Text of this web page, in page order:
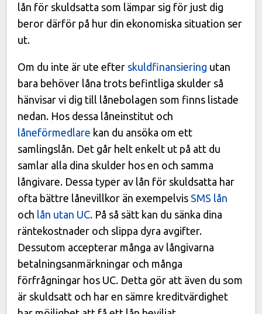
lån för skuldsatta som lämpar sig för just dig
beror därför på hur din ekonomiska situation ser
ut.
Om du inte är ute efter skuldfinansiering utan
bara behöver låna trots befintliga skulder så
hänvisar vi dig till lånebolagen som finns listade
nedan. Hos dessa låneinstitut och
låneförmedlare kan du ansöka om ett
samlingslån. Det går helt enkelt ut på att du
samlar alla dina skulder hos en och samma
långivare. Dessa typer av lån för skuldsatta har
ofta bättre lånevillkor än exempelvis SMS lån
och lån utan UC. På så sätt kan du sänka dina
räntekostnader och slippa dyra avgifter.
Dessutom accepterar många av långivarna
betalningsanmärkningar och många
förfrågningar hos UC. Detta gör att även du som
är skuldsatt och har en sämre kreditvärdighet